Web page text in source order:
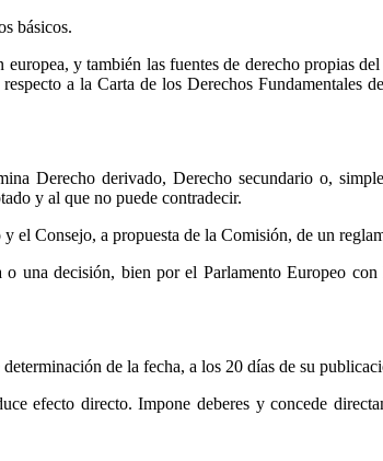
básicos.
y también las fuentes de derecho propias
a la Carta de los Derechos Fundamentales
Derecho derivado, Derecho secundario o,
y al que no puede contradecir.
Consejo, a propuesta de la Comisión, de un
una decisión, bien por el Parlamento Europeo
de la fecha, a los 20 días de su
efecto directo. Impone deberes y concede